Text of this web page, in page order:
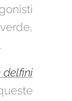
delfini